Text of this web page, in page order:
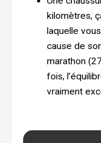
kilomètres,
laquelle
cause de
marathon
fois,
vraiment